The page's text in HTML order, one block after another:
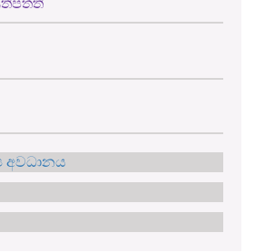
අවධානය